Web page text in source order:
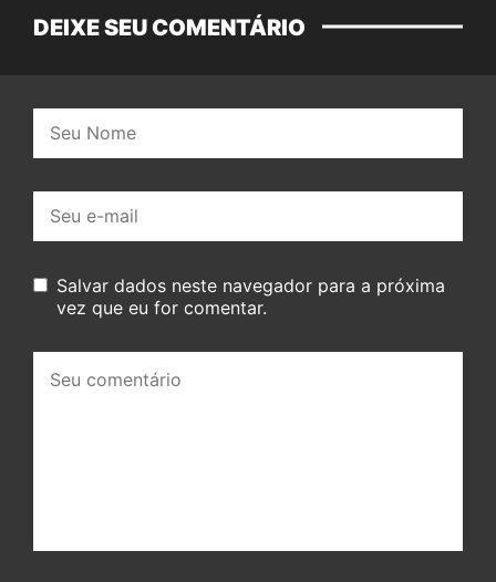
DEIXE SEU COMENTÁRIO
mail:
Salvar dados neste navegador para a próxima
vez que eu for comentar.
comentário: